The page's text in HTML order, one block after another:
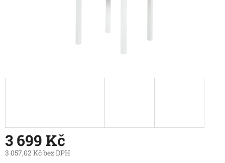
3 699 Kč
3 057,02 Kč bez DPH